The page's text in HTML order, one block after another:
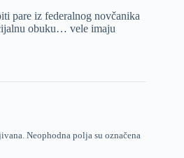
pare iz federalnog novčanika
obuku… vele imaju
Neophodna polja su označena